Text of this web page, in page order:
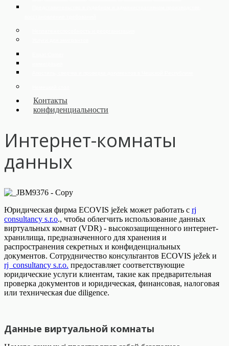
Контакты
конфиденциальности
Интернет-комнаты
данных
Юридическая фирма ECOVIS ježek может работать с rj
consultancy s.r.o., чтобы облегчить использование данных
виртуальных комнат (VDR) - высокозащищенного интернет-
хранилища, предназначенного для хранения и
распространения секретных и конфиденциальных
документов. Сотрудничество консультантов ECOVIS ježek и
rj consultancy s.r.o. предоставляет соответствующие
юридические услуги клиентам, такие как предварительная
проверка документов и юридическая, финансовая, налоговая
или техническая due diligence.
Данные виртуальной комнаты